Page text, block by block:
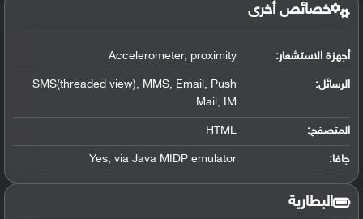
خصائص أخرى
أجهزة الاستشعار: Accelerometer, proximity
الرسائل:
SMS(threaded view), MMS, Email, Push
Mail, IM
المتصفح: HTML
جافا: Yes, via Java MIDP emulator
البطارية